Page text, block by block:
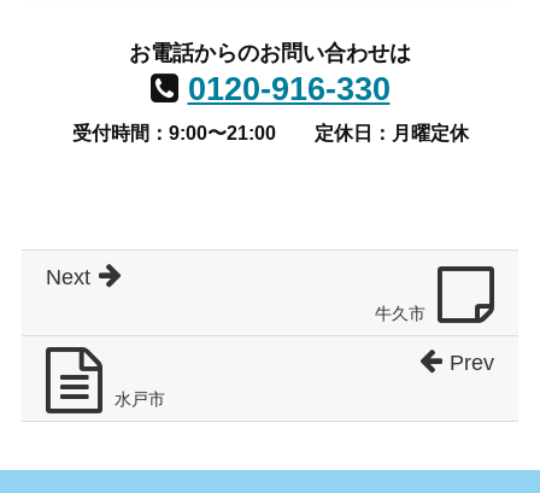
お電話からのお問い合わせは
0120-916-330
受付時間：9:00〜21:00 定休日：月曜定休
牛久市
Next
水戸市
Prev